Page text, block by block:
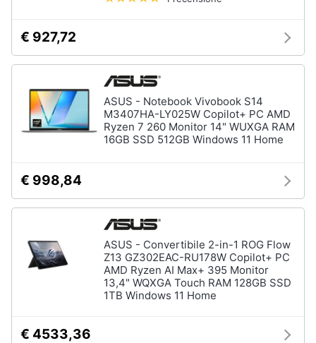
€ 927,72
ASUS - Notebook Vivobook S14
M3407HA-LY025W Copilot+ PC AMD
Ryzen 7 260 Monitor 14" WUXGA RAM
16GB SSD 512GB Windows 11 Home
€ 998,84
ASUS - Convertibile 2-in-1 ROG Flow
Z13 GZ302EAC-RU178W Copilot+ PC
AMD Ryzen AI Max+ 395 Monitor
13,4" WQXGA Touch RAM 128GB SSD
1TB Windows 11 Home
€ 4533,36